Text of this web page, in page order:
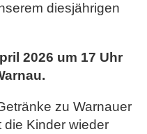
diesjährigen
2026 um 17 Uhr
zu Warnauer
die Kinder wieder